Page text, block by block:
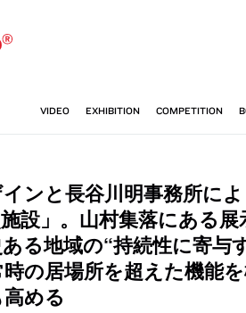
ンと長谷川明事務所によ
設」。山村集落にある展
る地域の“持続性に寄与
の居場所を超えた機能
める